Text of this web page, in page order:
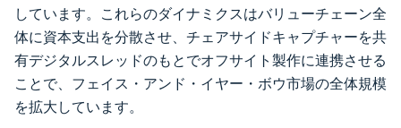
しています。これらのダイナミクスはバリューチェーン全
体に資本支出を分散させ、チェアサイドキャプチャーを共
有デジタルスレッドのもとでオフサイト製作に連携させる
ことで、フェイス・アンド・イヤー・ボウ市場の全体規模
を拡大しています。